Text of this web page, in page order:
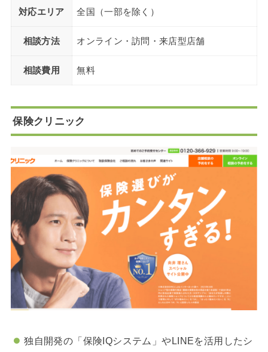
対応エリア 全国（一部を除く）
相談方法 オンライン・訪問・来店型店舗
相談費用 無料
保険クリニック
独自開発の「保険IQシステム」やLINEを活用したシ